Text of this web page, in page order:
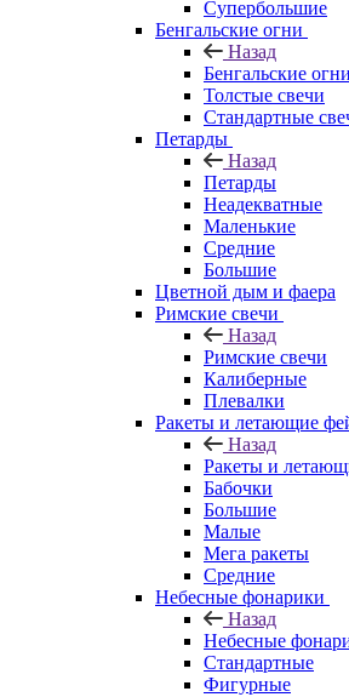
Супербольшие
Бенгальские огни
Назад
Бенгальские огни
Толстые свечи
Стандартные
Петарды
Назад
Петарды
Неадекватные
Маленькие
Средние
Большие
Цветной дым и фаера
Римские свечи
Назад
Римские свечи
Калиберные
Плевалки
Ракеты и летающие
Назад
Ракеты и
Бабочки
Большие
Малые
Мега ракеты
Средние
Небесные фонарики
Назад
Небесные
Стандартные
Фигурные